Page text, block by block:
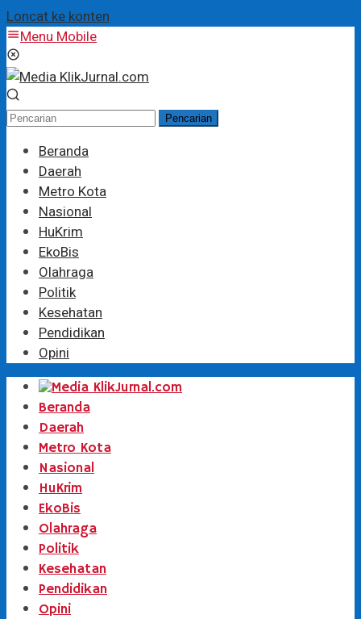
Loncat ke konten
Menu Mobile
Pencarian
Beranda
Daerah
Metro Kota
Nasional
HuKrim
EkoBis
Olahraga
Politik
Kesehatan
Pendidikan
Opini
Beranda
Daerah
Metro Kota
Nasional
HuKrim
EkoBis
Olahraga
Politik
Kesehatan
Pendidikan
Opini